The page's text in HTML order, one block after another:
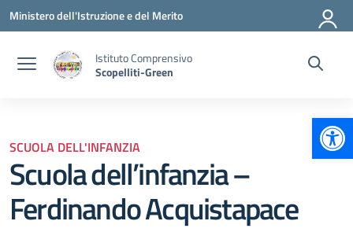
Vai ai contenuti
Vai al menu di navigazione
Vai al footer
Ministero dell'Istruzione e del Merito
Istituto Comprensivo
Scopelliti-Green
SCUOLA DELL'INFANZIA
Scuola dell’infanzia –
Ferdinando Acquistapace